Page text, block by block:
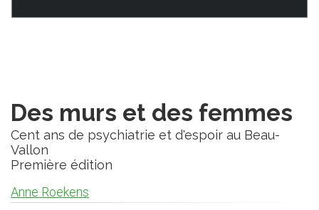
Des murs et des femmes
Cent ans de psychiatrie et d'espoir au Beau-
Vallon
Première édition
Anne Roekens